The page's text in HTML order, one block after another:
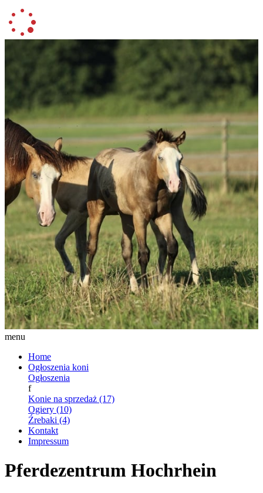
menu
Home
Ogłoszenia koni
Ogłoszenia
f
Konie na sprzedaż (17)
Ogiery (10)
Źrebaki (4)
Kontakt
Impressum
Pferdezentrum Hochrhein